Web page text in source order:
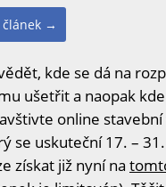
článek →
kde se dá na
ušetřit a naopak
online
se uskuteční 17. –
získat již nyní na